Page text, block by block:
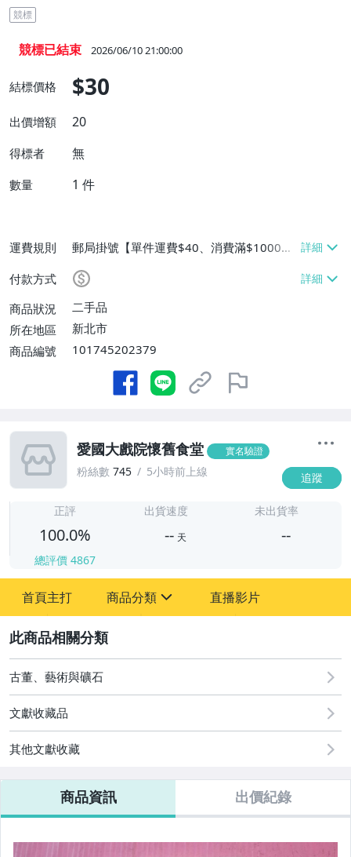
競標
競標已結束 2026/06/10 21:00:00
結標價格 $30
出價增額 20
得標者 無
數量 1 件
運費規則
郵局掛號【單件運費$40、消費滿$1000免
付款方式
商品狀況
二手品
所在地區
新北市
商品編號
101745202379
愛國大戲院懷舊食堂 實名驗證
粉絲數 745 5小時前上線 追蹤
正評
100.0%
總評價 4867
出貨速度
-- 天
未出貨率
--
首頁主打 商品分類
古董、藝術與礦石
直播影片
古董、藝術與礦石
文獻收藏品
其他文獻收藏
商品資訊 出價紀錄